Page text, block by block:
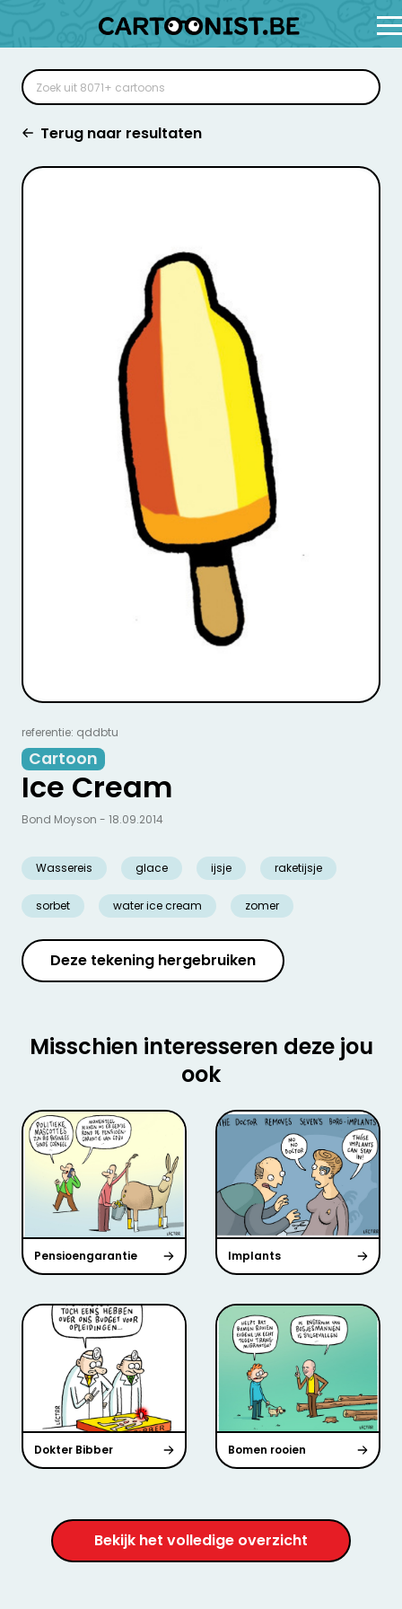
Terug naar resultaten
referentie: qddbtu
Cartoon
Ice Cream
Wassereis glace ijsje raketijsje
sorbet water ice cream zomer
Bond Moyson - 18.09.2014
Deze tekening hergebruiken
Misschien interesseren deze jou
ook
Pensioengarantie Implants
Dokter Bibber Bomen rooien
Bekijk het volledige overzicht